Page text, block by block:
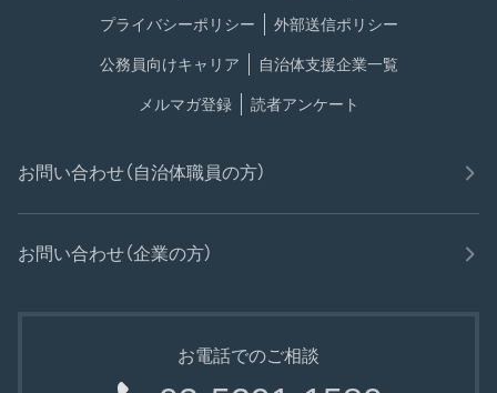
プライバシーポリシー 外部送信ポリシー
公務員向けキャリア 自治体支援企業一覧
メルマガ登録 読者アンケート
お問い合わせ（自治体職員の方）
お問い合わせ（企業の方）
お電話でのご相談